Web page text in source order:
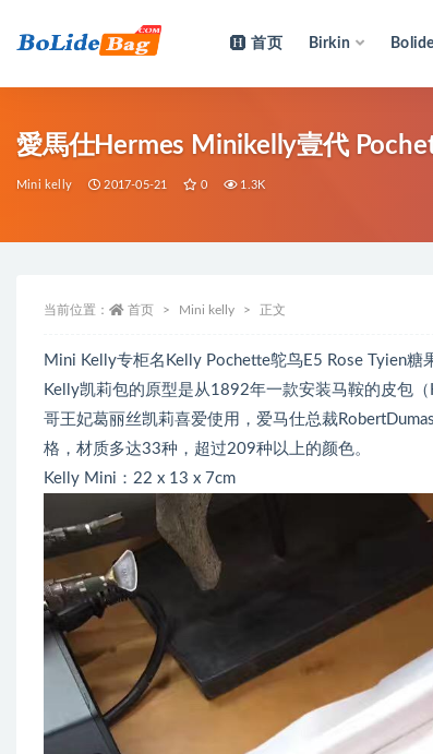
首页 Birkin Bolide
愛馬仕Hermes Minikelly壹代
Mini kelly 2017-05-21 0 1.3K
当前位置： 首页 Mini kelly 正文
Mini Kelly专柜名Kelly Pochette鸵鸟E5 Rose Tyien
Kelly凯莉包的原型是从1892年一款安装马鞍的皮包
哥王妃葛丽丝凯莉喜爱使用，爱马仕总裁
格，材质多达33种，超过209种以上的颜色。
Kelly Mini：22 x 13 x 7cm